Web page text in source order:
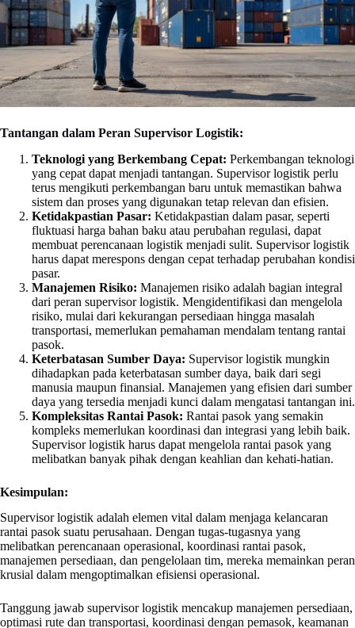
Tantangan dalam Peran Supervisor Logistik:
Teknologi yang Berkembang Cepat: Perkembangan teknologi
yang cepat dapat menjadi tantangan. Supervisor logistik perlu
terus mengikuti perkembangan baru untuk memastikan bahwa
sistem dan proses yang digunakan tetap relevan dan efisien.
Ketidakpastian Pasar: Ketidakpastian dalam pasar, seperti
fluktuasi harga bahan baku atau perubahan regulasi, dapat
membuat perencanaan logistik menjadi sulit. Supervisor logistik
harus dapat merespons dengan cepat terhadap perubahan kondisi
pasar.
Manajemen Risiko: Manajemen risiko adalah bagian integral
dari peran supervisor logistik. Mengidentifikasi dan mengelola
risiko, mulai dari kekurangan persediaan hingga masalah
transportasi, memerlukan pemahaman mendalam tentang rantai
pasok.
Keterbatasan Sumber Daya: Supervisor logistik mungkin
dihadapkan pada keterbatasan sumber daya, baik dari segi
manusia maupun finansial. Manajemen yang efisien dari sumber
daya yang tersedia menjadi kunci dalam mengatasi tantangan ini.
Kompleksitas Rantai Pasok: Rantai pasok yang semakin
kompleks memerlukan koordinasi dan integrasi yang lebih baik.
Supervisor logistik harus dapat mengelola rantai pasok yang
melibatkan banyak pihak dengan keahlian dan kehati-hatian.
Kesimpulan:
Supervisor logistik adalah elemen vital dalam menjaga kelancaran
rantai pasok suatu perusahaan. Dengan tugas-tugasnya yang
melibatkan perencanaan operasional, koordinasi rantai pasok,
manajemen persediaan, dan pengelolaan tim, mereka memainkan peran
krusial dalam mengoptimalkan efisiensi operasional.
Tanggung jawab supervisor logistik mencakup manajemen persediaan,
optimasi rute dan transportasi, koordinasi dengan pemasok, keamanan